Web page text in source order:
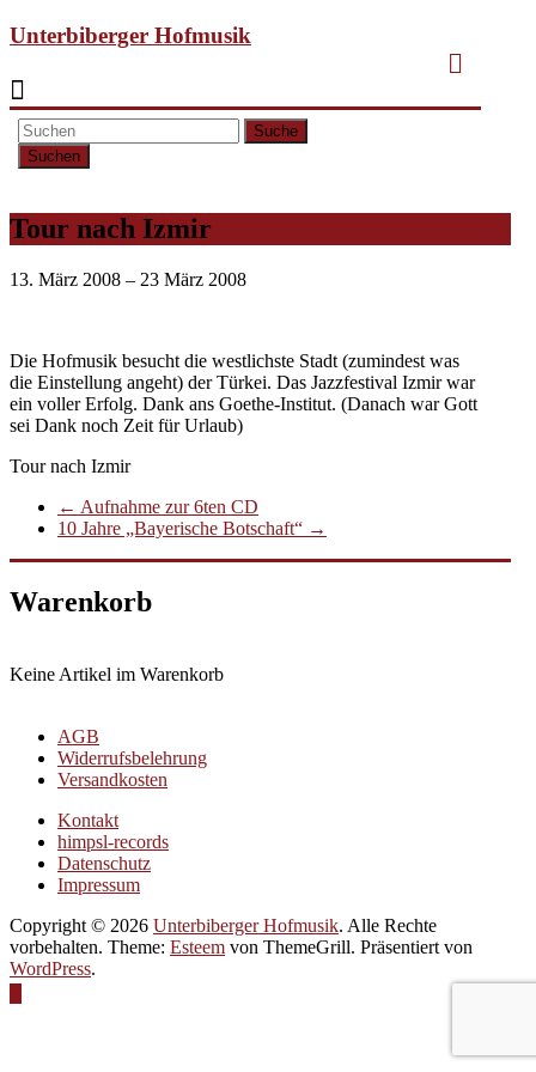
Unterbiberger Hofmusik
Suche
Tour nach Izmir
13. März 2008 – 23 März 2008
Die Hofmusik besucht die westlichste Stadt (zumindest was
die Einstellung angeht) der Türkei. Das Jazzfestival Izmir war
ein voller Erfolg. Dank ans Goethe-Institut. (Danach war Gott
sei Dank noch Zeit für Urlaub)
Tour nach Izmir
← Aufnahme zur 6ten CD
10 Jahre „Bayerische Botschaft“ →
Warenkorb
Keine Artikel im Warenkorb
AGB
Widerrufsbelehrung
Versandkosten
Kontakt
himpsl-records
Datenschutz
Impressum
Copyright © 2026 Unterbiberger Hofmusik. Alle Rechte
vorbehalten. Theme: Esteem von ThemeGrill. Präsentiert von
WordPress.